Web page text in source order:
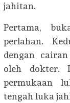
jahitan.
Pertama,
perlahan.
dengan
oleh dokter.
permukaan
tengah luka